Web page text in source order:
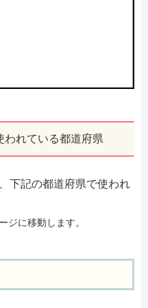
われている都道府県
下記の都道府県で使われ
ジに移動します。